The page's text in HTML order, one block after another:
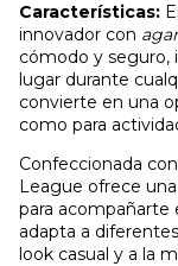
Características:
innovador con
cómodo y seguro,
lugar durante
convierte en una
como para
Confeccionada
League ofrece
para acompañarte
adapta a
look casual y a la